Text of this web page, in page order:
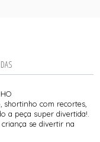
shortinho com recortes,
a peça super divertida!.
se divertir na